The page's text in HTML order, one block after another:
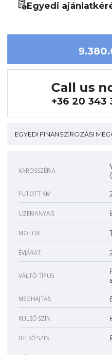
Egyedi
Call us
+36 20 343
EGYEDI FINANSZÍROZÁSI
KAROSSZÉRIA
FUTOTT KM
ÜZEMANYAG
MOTOR
ÉVJÁRAT
VÁLTÓ TÍPUS
MEGHAJTÁS
KÜLSŐ SZÍN
BELSŐ SZÍN